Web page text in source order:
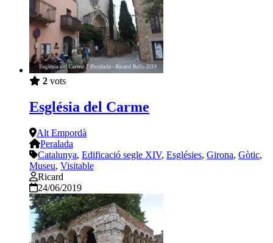
2 vots
Església del Carme
Alt Empordà
Peralada
Catalunya, Edificació segle XIV, Esglésies, Girona, Gòtic,
Museu, Visitable
Ricard
24/06/2019